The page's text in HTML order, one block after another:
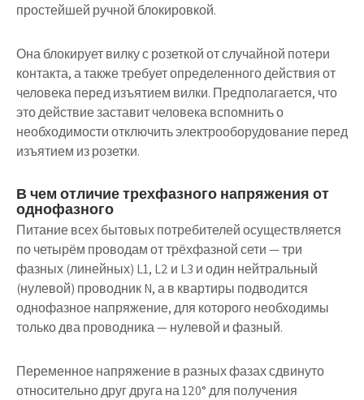
простейшей ручной блокировкой.
Она блокирует вилку с розеткой от случайной потери
контакта, а также требует определенного действия от
человека перед изъятием вилки. Предполагается, что
это действие заставит человека вспомнить о
необходимости отключить электрооборудование перед
изъятием из розетки.
В чем отличие трехфазного напряжения от
однофазного
Питание всех бытовых потребителей осуществляется
по четырём проводам от трёхфазной сети — три
фазных (линейных) L1, L2 и L3 и один нейтральный
(нулевой) проводник N, а в квартиры подводится
однофазное напряжение, для которого необходимы
только два проводника — нулевой и фазный.
Переменное напряжение в разных фазах сдвинуто
относительно друг друга на 120° для получения